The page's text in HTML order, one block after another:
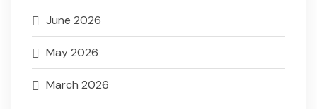
June 2026
May 2026
March 2026